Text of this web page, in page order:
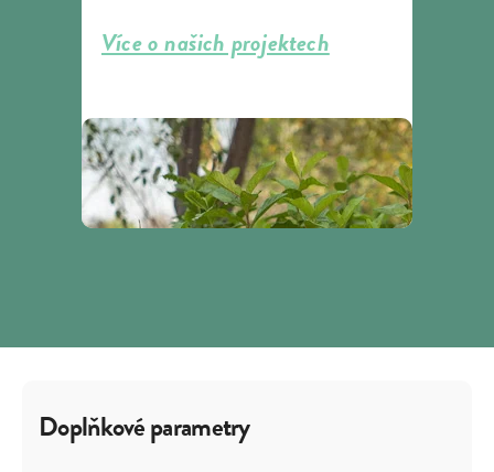
Více o našich projektech
Doplňkové parametry